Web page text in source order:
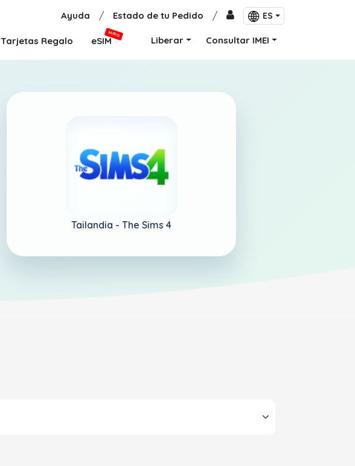
Ayuda / Estado de tu Pedido / ES
Tarjetas Regalo eSIM
NUEVO
Liberar Consultar IMEI
Tailandia - The Sims 4